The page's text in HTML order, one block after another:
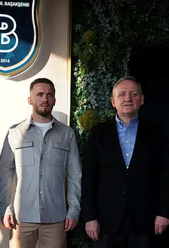
Kanunu uyarınca
çerezlerle ilgili bilgi almak için